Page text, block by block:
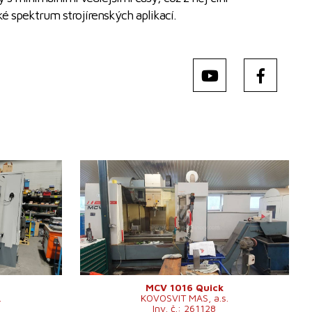
spektrum strojírenských aplikací.
600 mm
/min.
Rok výroby:
Řídící systém
ano
Řídící systém Heidenhain
TNC 530
Upínací plocha stolu
1300 x 600 mm
Pojezd osy X
1016 mm
Pojezd osy Y
610 mm
Pojezd osy Z
710 mm
Otáčky vřetene
0 - 10000 /min.
Počet řízených os
3
Chlazení středem
ano
Tlak chlazení středem
bar
MCV 1016 Quick
KOVOSVIT MAS, a.s.
Inv. č.: 261128